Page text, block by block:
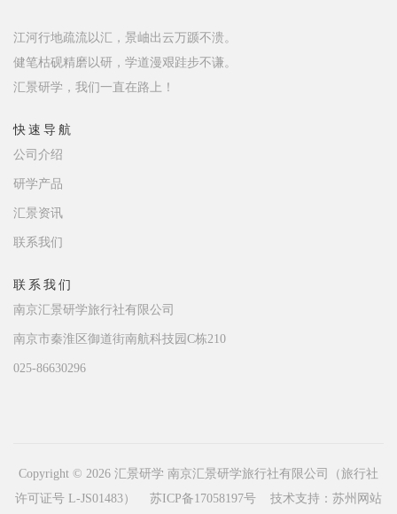
江河行地疏流以汇，景岫出云万踬不溃。
健笔枯砚精磨以研，学道漫艰跬步不谦。
汇景研学，我们一直在路上！
快速导航
公司介绍
研学产品
汇景资讯
联系我们
联系我们
南京汇景研学旅行社有限公司
南京市秦淮区御道街南航科技园C栋210
025-86630296
Copyright © 2026 汇景研学 南京汇景研学旅行社有限公司（旅行社
许可证号 L-JS01483） 苏ICP备17058197号 技术支持： 苏州网站